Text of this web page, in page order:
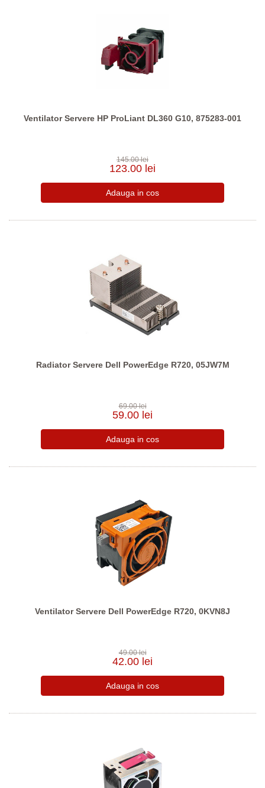
Ventilator Servere HP ProLiant DL360 G10, 875283-001
145.00 lei
123.00 lei
Radiator Servere Dell PowerEdge R720, 05JW7M
69.00 lei
59.00 lei
Ventilator Servere Dell PowerEdge R720, 0KVN8J
49.00 lei
42.00 lei